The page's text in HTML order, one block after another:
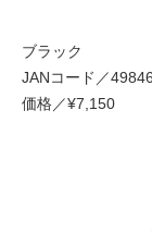
ブラック
JANコード／
価格／¥7,150